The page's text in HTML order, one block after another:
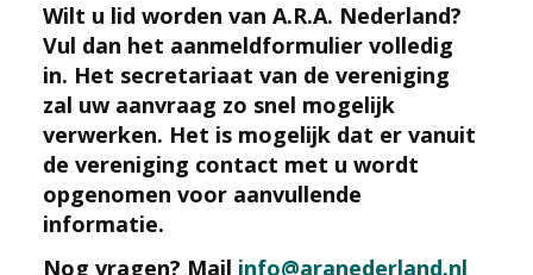
Wilt u lid worden van A.R.A. Nederland?
Vul dan het aanmeldformulier volledig
in. Het secretariaat van de vereniging
zal uw aanvraag zo snel mogelijk
verwerken. Het is mogelijk dat er vanuit
de vereniging contact met u wordt
opgenomen voor aanvullende
informatie.
Nog vragen? Mail info@aranederland.nl